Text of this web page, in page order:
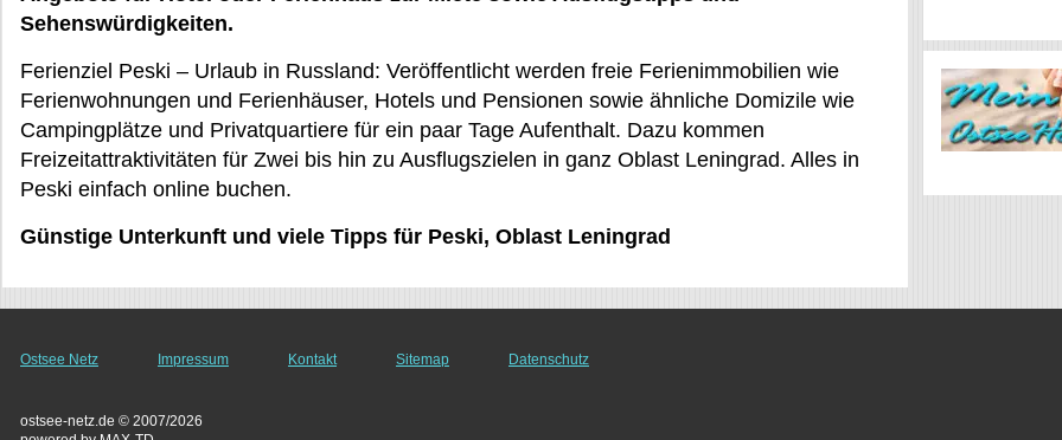
Sehenswürdigkeiten.
Ferienziel Peski – Urlaub in Russland: Veröffentlicht werden freie Ferienimmobilien wie
Ferienwohnungen und Ferienhäuser, Hotels und Pensionen sowie ähnliche Domizile wie
Campingplätze und Privatquartiere für ein paar Tage Aufenthalt. Dazu kommen
Freizeitattraktivitäten für Zwei bis hin zu Ausflugszielen in ganz Oblast Leningrad. Alles in
Peski einfach online buchen.
Günstige Unterkunft und viele Tipps für Peski, Oblast Leningrad
Ostsee Netz Impressum Kontakt Sitemap Datenschutz
ostsee-netz.de © 2007/2026